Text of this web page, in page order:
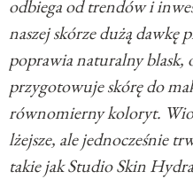
odbiega od trendów i
naszej skórze dużą dawkę
poprawia naturalny blask,
przygotowuje skórę do
równomierny koloryt.
lżejsze, ale jednocześnie
takie jak Studio Skin